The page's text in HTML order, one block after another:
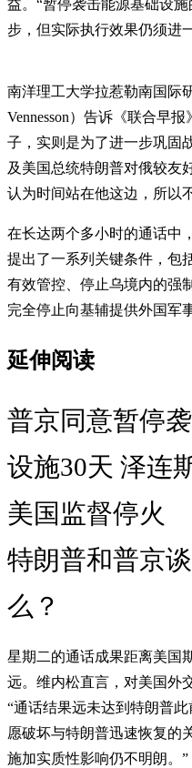
益。“暂停袭击能源基础设
步，但实际执行效果仍须进
南洋理工大学拉惹勒南国际
Vennesson）告诉《联合早
子，实则是为了进一步巩固
及美国总统特朗普对俄较友
认为时间站在他这边，所以
在长达两个多小时的通话中
提出了一系列关键条件，包
有效管控、停止乌境内的强
完全停止向基辅提供外国军
延伸阅读
普京同意暂停
设施30天 泽连
美国监督停火
特朗普和普京
么？
星期二的通话成果距离美国
远。维内松直言，对美国外
“通话结果远未达到特朗普
愿破坏与特朗普迅速恢复的
施加实质性影响仍不明朗。”